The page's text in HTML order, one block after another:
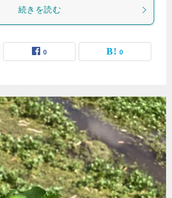
続きを読む
0 0